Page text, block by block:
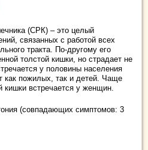
(СРК) – это целый
связанных с работой всех
тракта. По-другому его
толстой кишки, но страдает не
у половины населения
как пожилых, так и детей. Чаще
кишки встречается у женщин.
(совпадающих симптомов: 3